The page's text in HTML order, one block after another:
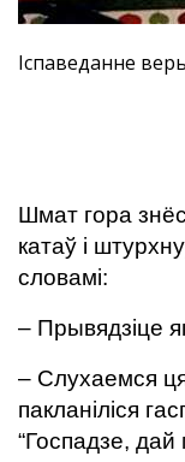
Iспаведанне
Шмат гора
катаў і
словамі:
– Прывядзіце
– Слухаемся
пакланіліся
“Госпадзе,